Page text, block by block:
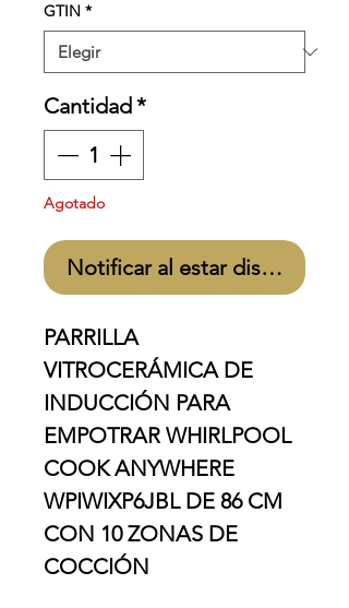
GTIN *
Cantidad*
Agotado
Notificar al estar disponible
PARRILLA
VITROCERÁMICA DE
INDUCCIÓN PARA
EMPOTRAR WHIRLPOOL
COOK ANYWHERE
WPIWIXP6JBL DE 86 CM
CON 10 ZONAS DE
COCCIÓN